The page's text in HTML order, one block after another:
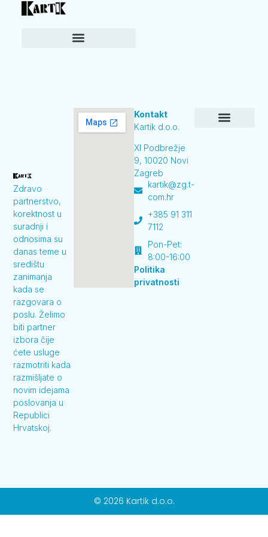
Zdravo
partnerstvo,
korektnost u
suradnji i
odnosima su
danas teme u
središtu
zanimanja
kada se
razgovara o
poslu. Želimo
biti partner
izbora čije
ćete usluge
razmotriti kada
razmišljate o
novim idejama
poslovanja u
Republici
Hrvatskoj.
Kontakt
Kartik d.o.o.
XI Podbrežje
9, 10020 Novi
Zagreb
kartik@zg.t-
com.hr
+385 91 311
7112
Pon-Pet:
8:00-16:00
Politika
privatnosti
© 2026 Kartik d.o.o.